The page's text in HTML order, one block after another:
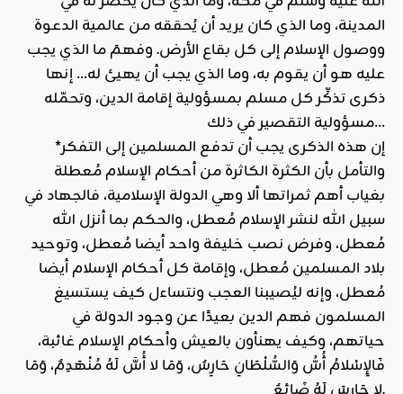
المدينة، وما الذي كان يريد أن يُحققه من عالمية الدعوة
ووصول الإسلام إلى كل بقاع الأرض. وفهمَ ما الذي يجب
عليه هو أن يقوم به، وما الذي يجب أن يهيئ له… إنها
ذكرى تذكِّر كل مسلم بمسؤولية إقامة الدين، وتحمّله
مسؤولية التقصير في ذلك…
*إن هذه الذكرى يجب أن تدفع المسلمين إلى التفكر
والتأمل بأن الكثرة الكاثرة من أحكام الإسلام مُعطلة
بغياب أهم ثمراتها ألا وهي الدولة الإسلامية، فالجهاد في
سبيل الله لنشر الإسلام مُعطل، والحكم بما أنزل الله
مُعطل، وفرض نصب خليفة واحد أيضا مُعطل، وتوحيد
بلاد المسلمين مُعطل، وإقامة كل أحكام الإسلام أيضا
مُعطل، وإنه ليُصيبنا العجب ونتساءل كيف يستسيغ
المسلمون فهم الدين بعيدًا عن وجود الدولة في
حياتهم، وكيف يهنأون بالعيش وأحكام الإسلام غائبة،
فَالإِسْلامُ أُسُّ وَالسُّلْطَانِ حَارِسٌ، وَمَا لا أُسَّ لَهُ مُنْهَدِمٌ، وَمَا